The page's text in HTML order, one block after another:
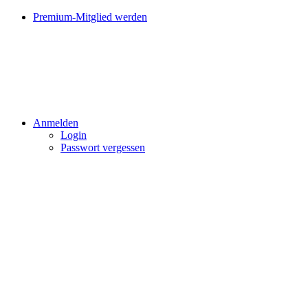
Premium-Mitglied werden
Anmelden
Login
Passwort vergessen